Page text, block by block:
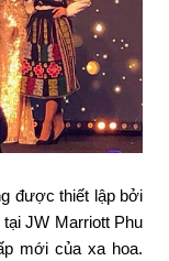
được thiết lập bởi
JW Marriott Phu
mới của xa hoa.